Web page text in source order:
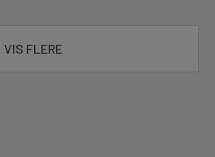
VIS FLERE